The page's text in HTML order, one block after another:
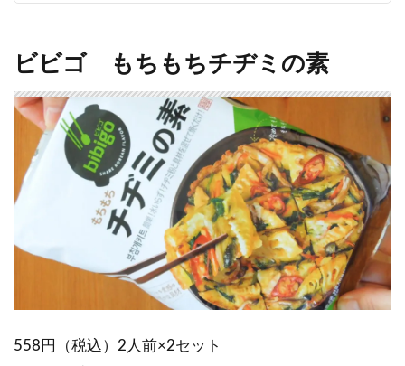
ビビゴ もちもちチヂミの素
558円（税込）2人前×2セット